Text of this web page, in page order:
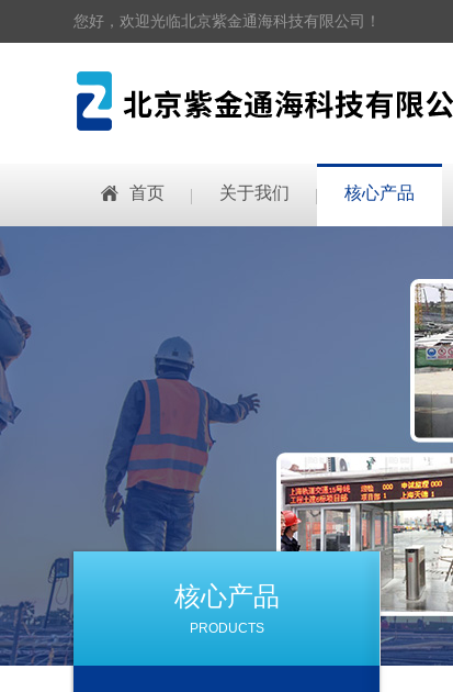
您好，欢迎光临北京紫金通海科技有限公司！
首页 关于我们 核心产品
核心产品
PRODUCTS